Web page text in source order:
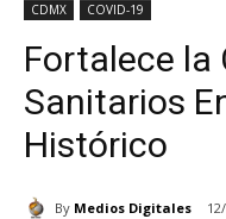
CDMX COVID-19
Fortalece la
Sanitarios
Histórico
By Medios Digitales